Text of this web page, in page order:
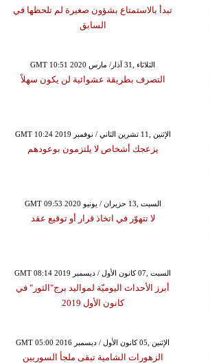
تبدأ بالاستمتاع بشؤون صغيرة لم تلحظها في
السابق
GMT 10:51 2020 الثلاثاء ,31 آذار/ مارس
التصرف بطريقة عشوائية لن يكون سهلاً
GMT 10:24 2019 الإثنين ,11 تشرين الثاني / نوفمبر
يزعجك أشخاص لا يلتزمون بوعودهم
GMT 09:53 2020 السبت ,13 حزيران / يونيو
لا تتهوّر في اتخاذ قرار أو توقيع عقد
GMT 08:14 2019 السبت ,07 كانون الأول / ديسمبر
أبرز الأحداث اليوميّة لمواليد برج"الثور" في
كانون الأول 2019
GMT 05:00 2016 الإثنين ,05 كانون الأول / ديسمبر
الزهورات الشامية تبقى ملجأ السوريين